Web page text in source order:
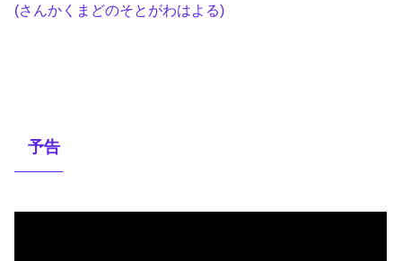
(さんかくまどのそとがわはよる)
予告